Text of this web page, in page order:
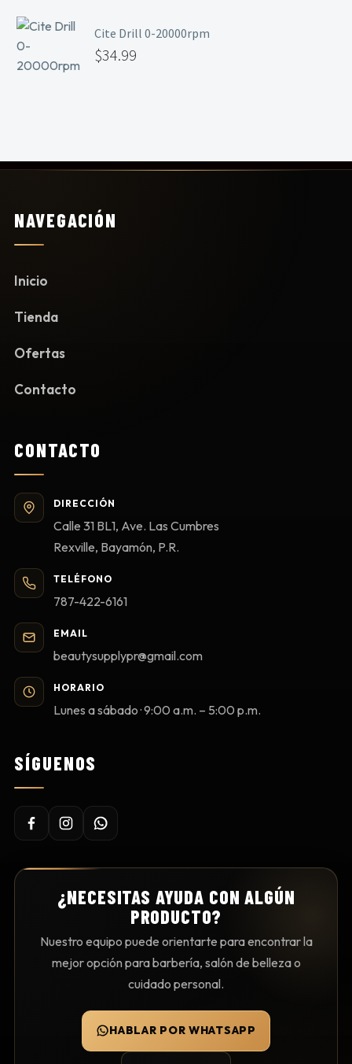
Cite Drill 0-20000rpm
$34.99
NAVEGACIÓN
Inicio
Tienda
Ofertas
Contacto
CONTACTO
DIRECCIÓN
Calle 31 BL1, Ave. Las Cumbres
Rexville, Bayamón, P.R.
TELÉFONO
787-422-6161
EMAIL
beautysupplypr@gmail.com
HORARIO
Lunes a sábado · 9:00 a.m. – 5:00 p.m.
SÍGUENOS
¿NECESITAS AYUDA CON ALGÚN
PRODUCTO?
Nuestro equipo puede orientarte para encontrar la
mejor opción para barbería, salón de belleza o
cuidado personal.
HABLAR POR WHATSAPP